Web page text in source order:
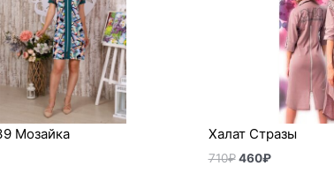
Мозайка Халат Стразы
710₽ 460₽